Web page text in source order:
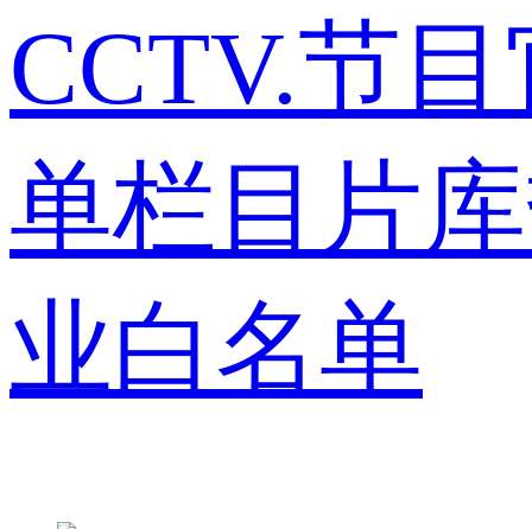
CCTV.节
单栏目 片库
业白名单